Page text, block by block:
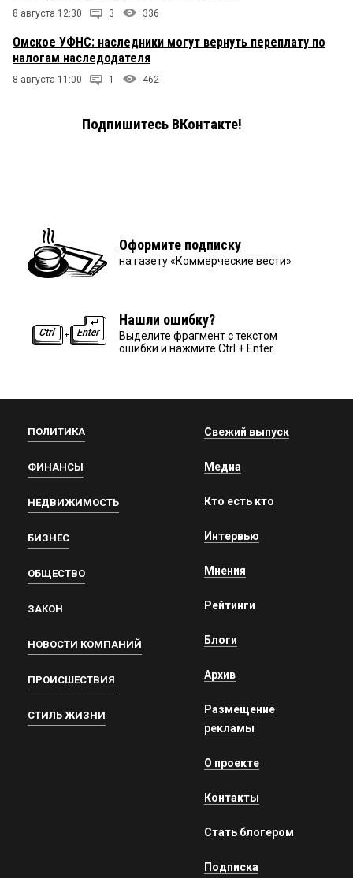
8 августа 12:30 3 336
Омское УФНС: наследники могут вернуть переплату по
налогам наследодателя
8 августа 11:00 1 462
Подпишитесь ВКонтакте!
Оформите подписку
на газету «Коммерческие вести»
Нашли ошибку?
Выделите фрагмент с текстом
ошибки и нажмите Ctrl + Enter.
ПОЛИТИКА
ФИНАНСЫ
НЕДВИЖИМОСТЬ
БИЗНЕС
ОБЩЕСТВО
ЗАКОН
НОВОСТИ КОМПАНИЙ
ПРОИСШЕСТВИЯ
СТИЛЬ ЖИЗНИ
Свежий выпуск
Медиа
Кто есть кто
Интервью
Мнения
Рейтинги
Блоги
Архив
Размещение
рекламы
О проекте
Контакты
Стать блогером
Подписка